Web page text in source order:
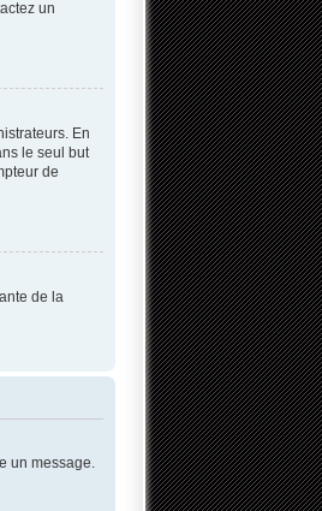
un
En
le seul but
de
de la
un message.